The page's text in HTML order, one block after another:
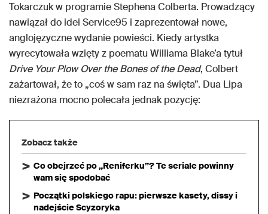
Tokarczuk w programie Stephena Colberta. Prowadzący
nawiązał do idei Service95 i zaprezentował nowe,
anglojęzyczne wydanie powieści. Kiedy artystka
wyrecytowała wzięty z poematu Williama Blake’a tytuł
Drive Your Plow Over the Bones of the Dead, Colbert
zażartował, że to „coś w sam raz na święta”. Dua Lipa
niezrażona mocno polecała jednak pozycję:
Zobacz także
Co obejrzeć po „Reniferku”? Te seriale powinny
wam się spodobać
Początki polskiego rapu: pierwsze kasety, dissy i
nadejście Scyzoryka